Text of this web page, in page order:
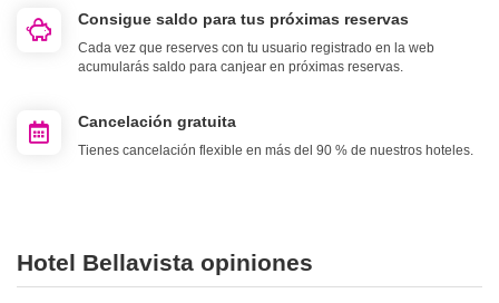
Consigue saldo para tus próximas reservas
Cada vez que reserves con tu usuario registrado en la web
acumularás saldo para canjear en próximas reservas.
Cancelación gratuita
Tienes cancelación flexible en más del 90 % de nuestros hoteles.
Hotel Bellavista opiniones